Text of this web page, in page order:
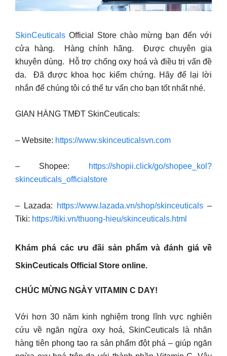
SkinCeuticals Official Store chào mừng bạn đến với
cửa hàng. ️ Hàng chính hãng. ️ Được chuyên gia
khuyên dùng. ️ Hỗ trợ chống oxy hoá và điều trị vấn đề
da. ️ Đã được khoa học kiểm chứng. Hãy để lại lời
nhắn để chúng tôi có thể tư vấn cho bạn tốt nhất nhé.
GIAN HÀNG TMĐT SkinCeuticals:
– Website: https://www.skinceuticalsvn.com
– Shopee:
https://shopii.click/go/shopee_kol?
skinceuticals_officialstore
– Lazada: https://www.lazada.vn/shop/skinceuticals –
Tiki: https://tiki.vn/thuong-hieu/skinceuticals.html
Khám phá các ưu đãi sản phẩm và đánh giá về
SkinCeuticals Official Store online.
CHÚC MỪNG NGÀY VITAMIN C DAY!
Với hơn 30 năm kinh nghiệm trong lĩnh vực nghiên
cứu về ngăn ngừa oxy hoá, SkinCeuticals là nhãn
hàng tiên phong tạo ra sản phẩm đột phá – giúp ngăn